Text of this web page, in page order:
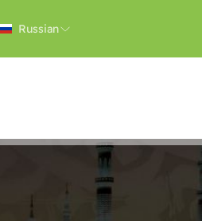
Russian